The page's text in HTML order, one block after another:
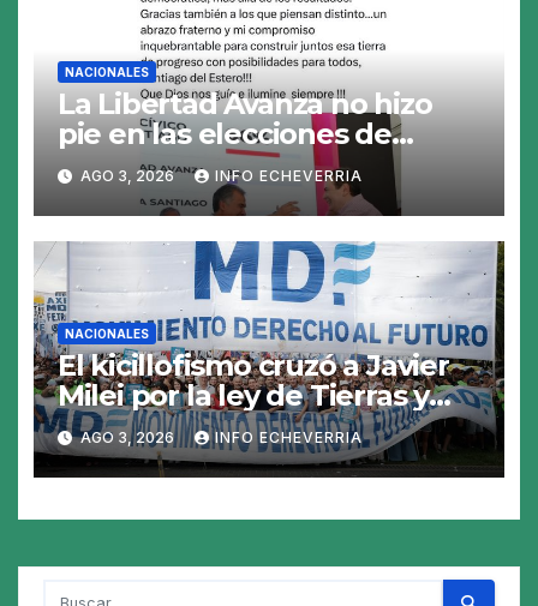
NACIONALES
La Libertad Avanza no hizo
pie en las elecciones de
Santiago del Estero y perdió
en los 26 municipios
AGO 3, 2026 INFO ECHEVERRIA
NACIONALES
El kicillofismo cruzó a Javier
Milei por la ley de Tierras y
apuntó contra Diego Santilli
por el reparto de recursos a
cambio de votos
AGO 3, 2026 INFO ECHEVERRIA